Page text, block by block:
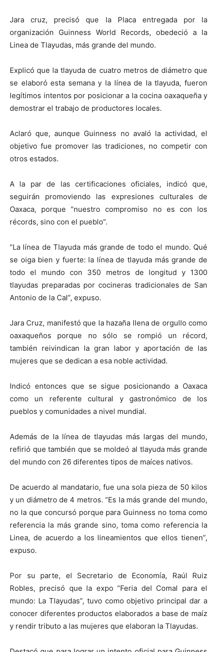
Jara cruz, precisó que la Placa entregada por la
organización Guinness World Records, obedeció a la
Linea de Tlayudas, más grande del mundo.
Explicó que la tlayuda de cuatro metros de diámetro que
se elaboró esta semana y la línea de la tlayuda, fueron
legítimos intentos por posicionar a la cocina oaxaqueña y
demostrar el trabajo de productores locales.
Aclaró que, aunque Guinness no avaló la actividad, el
objetivo fue promover las tradiciones, no competir con
otros estados.
A la par de las certificaciones oficiales, indicó que,
seguirán promoviendo las expresiones culturales de
Oaxaca, porque “nuestro compromiso no es con los
récords, sino con el pueblo”.
“La línea de Tlayuda más grande de todo el mundo. Qué
se oiga bien y fuerte: la línea de tlayuda más grande de
todo el mundo con 350 metros de longitud y 1300
tlayudas preparadas por cocineras tradicionales de San
Antonio de la Cal”, expuso.
Jara Cruz, manifestó que la hazaña llena de orgullo como
oaxaqueños porque no sólo se rompió un récord,
también reivindican la gran labor y aportación de las
mujeres que se dedican a esa noble actividad.
Indicó entonces que se sigue posicionando a Oaxaca
como un referente cultural y gastronómico de los
pueblos y comunidades a nivel mundial.
Además de la línea de tlayudas más largas del mundo,
refirió que también que se moldeó al tlayuda más grande
del mundo con 26 diferentes tipos de maíces nativos.
De acuerdo al mandatario, fue una sola pieza de 50 kilos
y un diámetro de 4 metros. “Es la más grande del mundo,
no la que concursó porque para Guinness no toma como
referencia la más grande sino, toma como referencia la
Linea, de acuerdo a los lineamientos que ellos tienen”,
expuso.
Por su parte, el Secretario de Economía, Raúl Ruiz
Robles, precisó que la expo “Feria del Comal para el
mundo: La Tlayudas”, tuvo como objetivo principal dar a
conocer diferentes productos elaborados a base de maíz
y rendir tributo a las mujeres que elaboran la Tlayudas.